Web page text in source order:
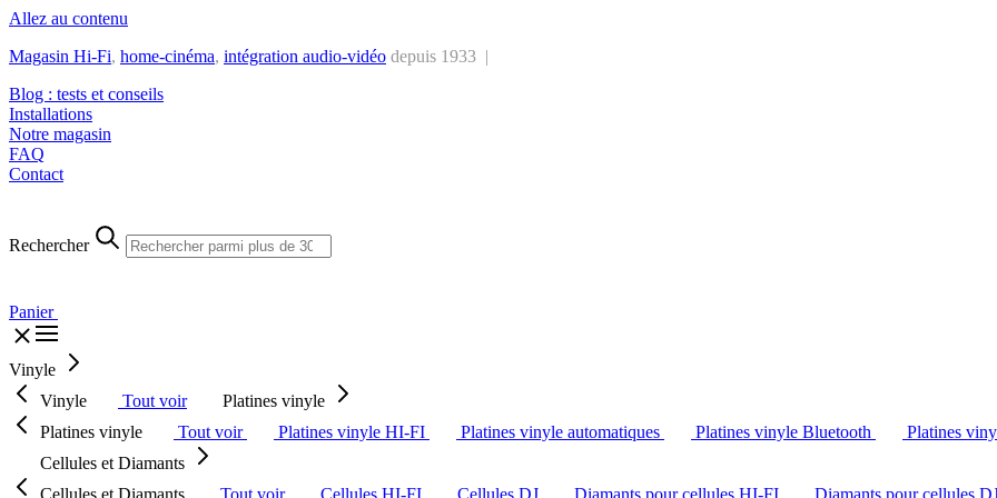
Allez au contenu
Magasin Hi-Fi, home-cinéma, intégration audio-vidéo depuis 1933 |
Blog : tests et conseils
Installations
Notre magasin
FAQ
Contact
Rechercher
Panier
Vinyle
Vinyle
Tout voir
Platines vinyle
Platines vinyle
Tout voir Platines vinyle HI-FI Platines vinyle automatiques Platines vinyle Bluetooth
Platines
Cellules et Diamants
Cellules et Diamants
Tout voir Cellules HI-FI Cellules DJ Diamants pour cellules HI-FI
Diamants pour cellules